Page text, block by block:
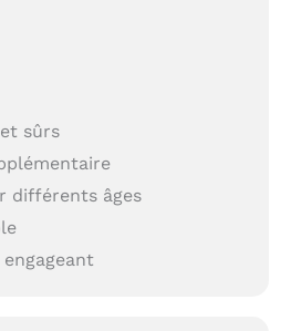
sûrs
différents âges